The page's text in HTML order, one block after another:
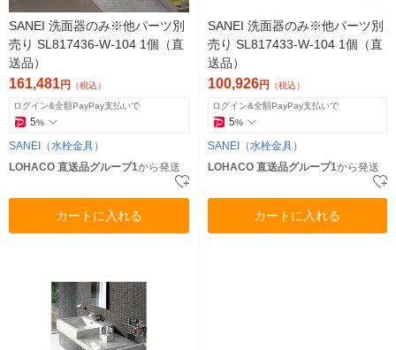
SANEI 洗面器のみ※他パーツ別
売り SL817436-W-104 1個（直
送品）
161,481円 （税込）
ログイン&全額PayPay支払いで
5%
SANEI（水栓金具）
LOHACO 直送品グループ1から発送
カートに入れる
SANEI 洗面器のみ※他パーツ別
売り SL817433-W-104 1個（直
送品）
100,926円 （税込）
ログイン&全額PayPay支払いで
5%
SANEI（水栓金具）
LOHACO 直送品グループ1から発送
カートに入れる